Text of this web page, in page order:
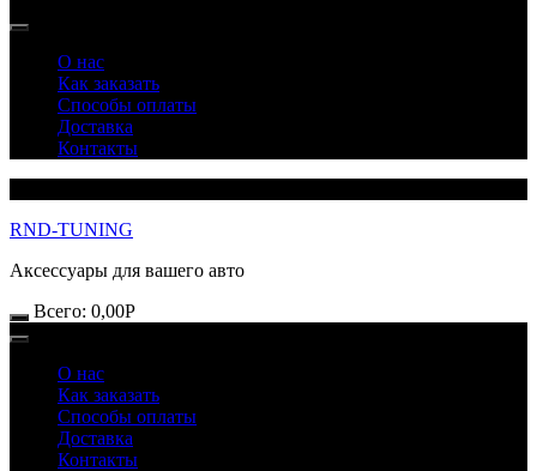
О нас
Как заказать
Способы оплаты
Доставка
Контакты
RND-TUNING
Аксессуары для вашего авто
Всего: 0,00Р
О нас
Как заказать
Способы оплаты
Доставка
Контакты